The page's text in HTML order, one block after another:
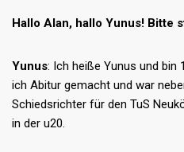
Hallo Alan, hallo Yunus! Bitte
Yunus: Ich heiße Yunus und bin
ich Abitur gemacht und war
Schiedsrichter für den TuS
in der u20.